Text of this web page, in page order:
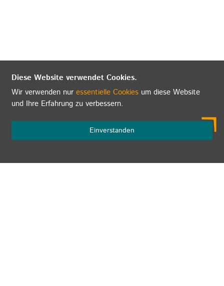
Diese Website verwendet Cookies.
Wir verwenden nur essentielle Cookies um diese Website
und Ihre Erfahrung zu verbessern.
Einverstanden